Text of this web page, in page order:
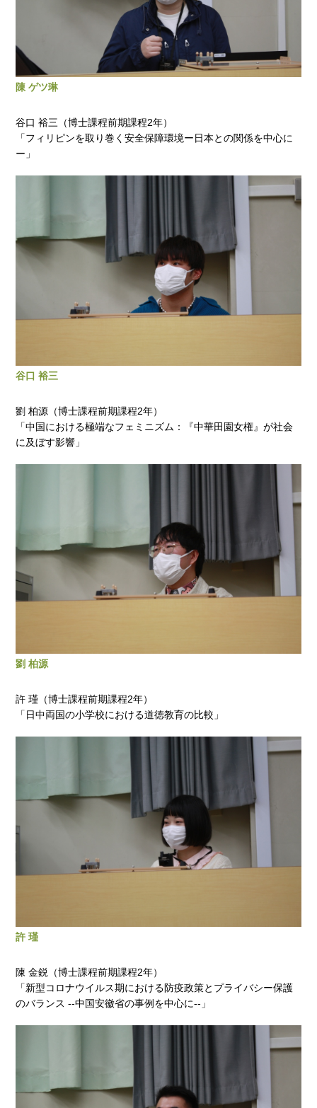
陳 ゲツ琳
谷口 裕三
谷口 裕三（博士課程前期課程2年）
「フィリピンを取り巻く安全保障環境ー日本との関係を中心に
ー」
劉 柏源
劉 柏源（博士課程前期課程2年）
「中国における極端なフェミニズム：『中華田園女権』が社会
に及ぼす影響」
許 瑾
許 瑾（博士課程前期課程2年）
「日中両国の小学校における道徳教育の比較」
陳 金鋭（博士課程前期課程2年）
「新型コロナウイルス期における防疫政策とプライバシー保護
のバランス --中国安徽省の事例を中心に--」